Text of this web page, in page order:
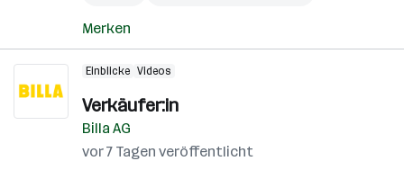
Merken
Einblicke Videos
Verkäufer:in
Billa AG
vor 7 Tagen veröffentlicht